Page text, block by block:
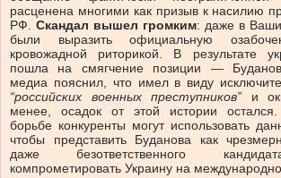
расценена многими как призыв к насилию
РФ. Скандал вышел громким: даже в
были выразить официальную
кровожадной риторикой. В результате
пошла на смягчение позиции —
медиа пояснил, что имел в виду
“российских военных преступников” и
менее, осадок от этой истории
борьбе конкуренты могут использовать
чтобы представить Буданова как
даже безответственного
компрометировать Украину на